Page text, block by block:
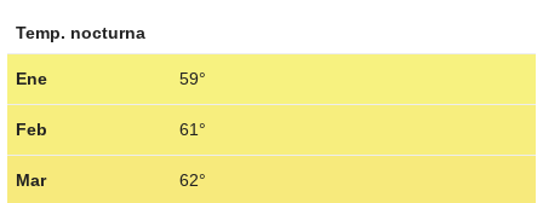
Temp. nocturna
Ene 59°
Feb 61°
Mar 62°